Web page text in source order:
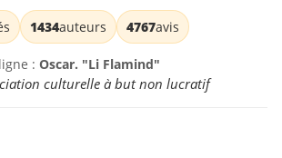
1434auteurs 4767avis
: Oscar. "Li Flamind"
culturelle à but non lucratif